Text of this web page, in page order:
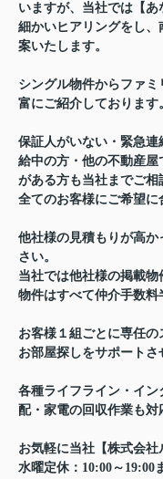
いますが、当社では【
細かいヒアリングをし
案いたします。
シングル物件からファ
富にご紹介しております
保証人がいない・緊急
給中の方・他の不動産
がある方も当社までご相
全てのお客様にご希望に
他社様の見積もりが高
さい。
当社では他社様の掲載
物件はすべて仲介手数料
お客様１組ごとに専任
お部屋探しをサポートさ
各種ライフライン・イ
配・家電の回収作業も対
お気軽に当社【株式会社
水曜定休：10:00～19:00